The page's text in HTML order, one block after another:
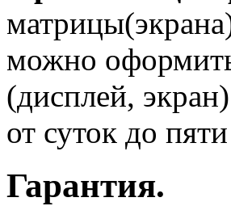
можно
(дисплей,
от суток до
Гарантия.